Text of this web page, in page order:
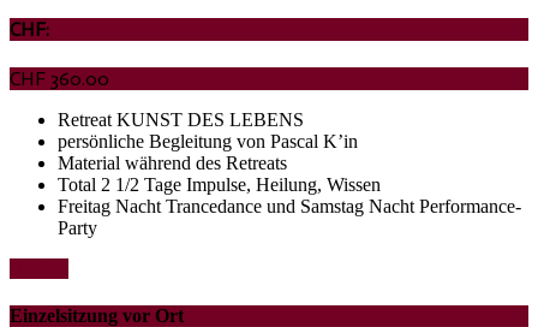
CHF:
CHF 360.00
Retreat KUNST DES LEBENS
persönliche Begleitung von Pascal K’in
Material während des Retreats
Total 2 1/2 Tage Impulse, Heilung, Wissen
Freitag Nacht Trancedance und Samstag Nacht Performance-
Party
Einzelsitzung vor Ort